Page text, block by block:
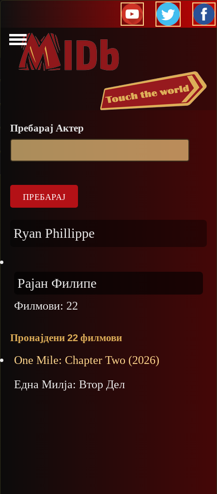
Прескокни
Пребарај Актер
Ryan Phillippe
Рајан Филипе
Филмови: 22
Пронајдени 22 филмови
One Mile: Chapter Two (2026)
Една Милја: Втор Дел